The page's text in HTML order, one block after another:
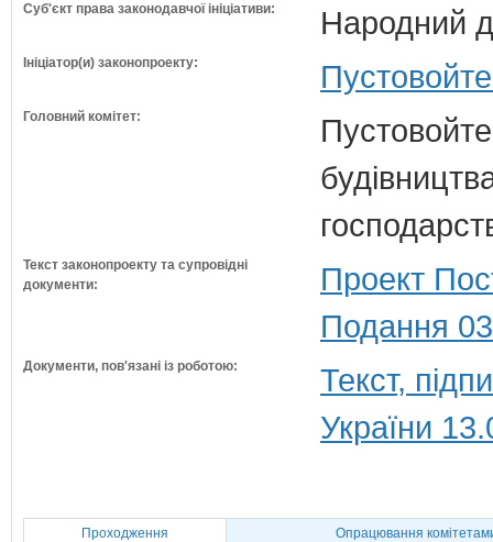
Суб'єкт права законодавчої ініціативи: Народний
Ініціатор(и) законопроекту:
Головний комітет:
Текст законопроекту та супровідні
документи:
Проект
Подання
Документи, пов'язані із роботою:
Текст,
України
Проходження Опрацювання